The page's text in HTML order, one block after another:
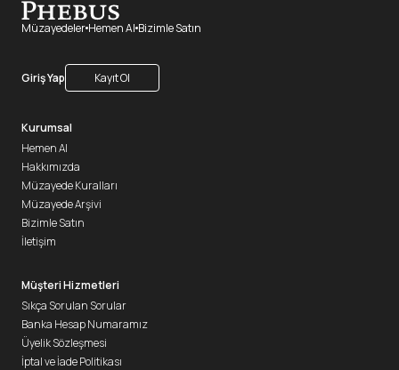
Müzayedeler Hemen Al Bizimle Satın
Giriş Yap Kayıt Ol
Kurumsal
Hemen Al
Hakkımızda
Müzayede Kuralları
Müzayede Arşivi
Bizimle Satın
İletişim
Müşteri Hizmetleri
Sıkça Sorulan Sorular
Banka Hesap Numaramız
Üyelik Sözleşmesi
İptal ve İade Politikası